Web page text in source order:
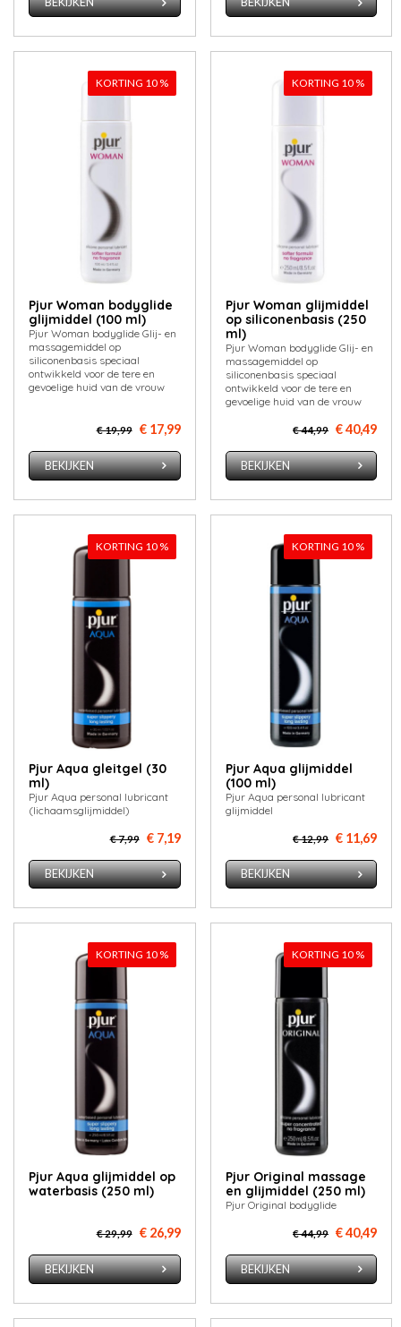
KORTING 10 %
Pjur Woman bodyglide
glijmiddel (100 ml)
Pjur Woman bodyglide Glij- en
massagemiddel op
siliconenbasis speciaal
ontwikkeld voor de tere en
gevoelige huid van de vrouw
€ 19,99 € 17,99
BEKIJKEN
KORTING 10 %
Pjur Woman glijmiddel
op siliconenbasis (250
ml)
Pjur Woman bodyglide Glij- en
massagemiddel op
siliconenbasis speciaal
ontwikkeld voor de tere en
gevoelige huid van de vrouw
€ 44,99 € 40,49
BEKIJKEN
KORTING 10 %
Pjur Aqua gleitgel (30
ml)
Pjur Aqua personal lubricant
(lichaamsglijmiddel)
€ 7,99 € 7,19
BEKIJKEN
KORTING 10 %
Pjur Aqua glijmiddel
(100 ml)
Pjur Aqua personal lubricant
glijmiddel
€ 12,99 € 11,69
BEKIJKEN
KORTING 10 %
Pjur Aqua glijmiddel op
waterbasis (250 ml)
€ 29,99 € 26,99
BEKIJKEN
KORTING 10 %
Pjur Original massage
en glijmiddel (250 ml)
Pjur Original bodyglide
€ 44,99 € 40,49
BEKIJKEN